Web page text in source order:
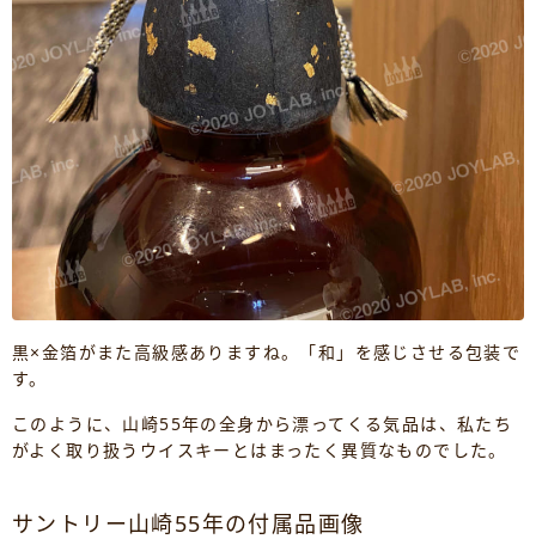
黒×金箔がまた高級感ありますね。「和」を感じさせる包装で
す。
このように、山崎55年の全身から漂ってくる気品は、私たち
がよく取り扱うウイスキーとはまったく異質なものでした。
サントリー山崎55年の付属品画像